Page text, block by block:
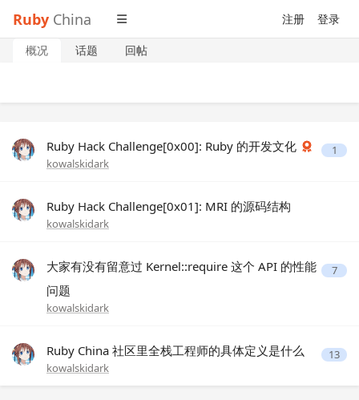
Ruby China 注册 登录
概况 话题 回帖
Ruby Hack Challenge[0x00]: Ruby 的开发文化
kowalskidark
1
Ruby Hack Challenge[0x01]: MRI 的源码结构
kowalskidark
大家有没有留意过 Kernel::require 这个 API 的性能
问题
kowalskidark
7
Ruby China 社区里全栈工程师的具体定义是什么
kowalskidark
13